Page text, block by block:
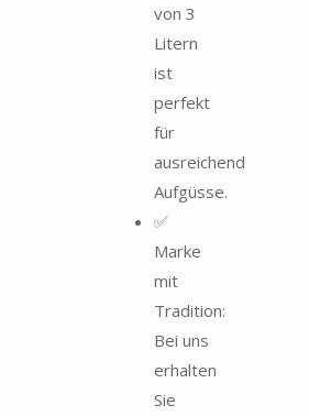
von 3
Litern
ist
perfekt
für
ausreichend
Aufgüsse.
✅
Marke
mit
Tradition:
Bei uns
erhalten
Sie